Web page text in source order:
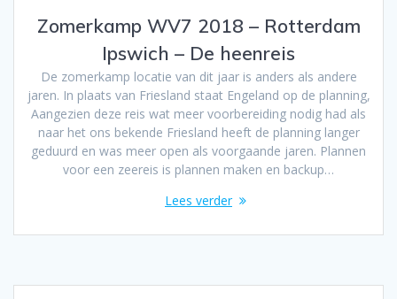
Zomerkamp WV7 2018 – Rotterdam
Ipswich – De heenreis
De zomerkamp locatie van dit jaar is anders als andere
jaren. In plaats van Friesland staat Engeland op de planning,
Aangezien deze reis wat meer voorbereiding nodig had als
naar het ons bekende Friesland heeft de planning langer
geduurd en was meer open als voorgaande jaren. Plannen
voor een zeereis is plannen maken en backup…
Lees verder